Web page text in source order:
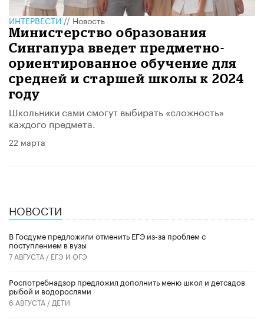
ИНТЕРВЕСТИ//Новость
Министерство образования
Сингапура введет предметно-
ориентированное обучение для
средней и старшей школы к 2024
году
Школьники сами смогут выбирать «сложность»
каждого предмета​.
22 марта
НОВОСТИ
В Госдуме предложили отменить ЕГЭ из-за проблем с
поступлением в вузы
7 АВГУСТА / ЕГЭ И ОГЭ
Роспотребнадзор предложил дополнить меню школ и детсадов
рыбой и водорослями
6 АВГУСТА / ДЕТИ